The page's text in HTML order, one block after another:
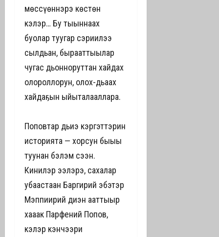
мөссүөннэрэ көстөн
кэлэр… Бу тыыннаах
буолар туһугар сэриилэһэ
сылдьан, бырааттыылар
чугас дьонноруттан хайдах
олороллорун, олох-дьаһах
хайдаҕын ыйыталаһаллара.
Поповтар дьиэ кэргэттэрин
историята — хорсун быһыы
туһунан бэлэм сэһэн.
Кинилэр эһэлэрэ, сахалар
убаастаан Баргирий эбэтэр
Мэппиирий диэн ааттыыр
хаһаак Парфений Попов,
кэлэр кэнчээри